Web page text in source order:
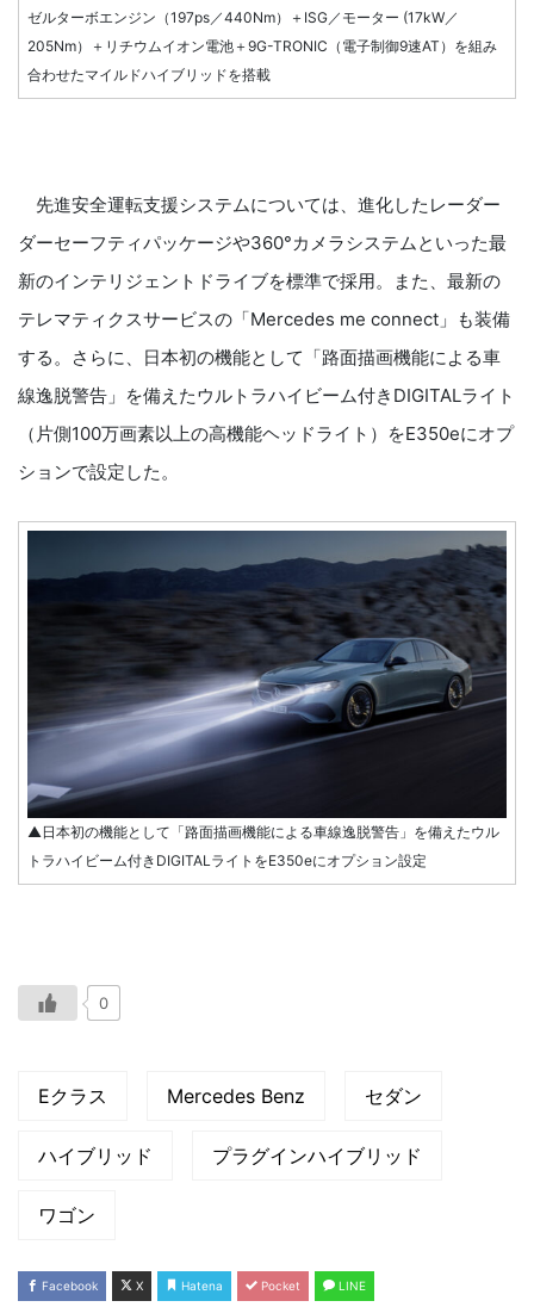
ゼルターボエンジン（197ps／440Nm）＋ISG／モーター (17kW／
205Nm）＋リチウムイオン電池＋9G-TRONIC（電子制御9速AT）を組み
合わせたマイルドハイブリッドを搭載
先進安全運転支援システムについては、進化したレーダー
ダーセーフティパッケージや360°カメラシステムといった最
新のインテリジェントドライブを標準で採用。また、最新の
テレマティクスサービスの「Mercedes me connect」も装備
する。さらに、日本初の機能として「路面描画機能による車
線逸脱警告」を備えたウルトラハイビーム付きDIGITALライト
（片側100万画素以上の高機能ヘッドライト）をE350eにオプ
ションで設定した。
▲日本初の機能として「路面描画機能による車線逸脱警告」を備えたウル
トラハイビーム付きDIGITALライトをE350eにオプション設定
0
Eクラス Mercedes Benz セダン
ハイブリッド プラグインハイブリッド
ワゴン
Facebook X Hatena Pocket LINE